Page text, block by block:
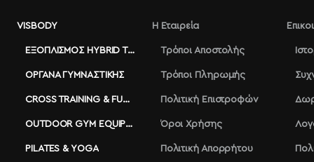
VISBODY
ΕΞΟΠΛΙΣΜΌΣ HYBRID TRAINING
ΌΡΓΑΝΑ ΓΥΜΝΑΣΤΙΚΉΣ
CROSS TRAINING & FUNCTIONAL
OUTDOOR GYM EQUIPMENT
PILATES & YOGA
Η Εταιρεία
Τρόποι Αποστολής
Τρόποι Πληρωμής
Πολιτική Επιστροφών
Όροι Χρήσης
Πολιτική Απορρήτου